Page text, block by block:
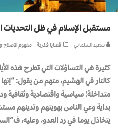
مستقبل الإسلام في ظل التحديات
سعيد السلماني قضايا فكرية مفهوم الإصلاح
كثيرة هي التساؤلات التي تطرح هذه
كالنار في الهشيم، منهم من يقول:
متداخلة؛ سياسية واقتصادية وثقافية
بداية وعي الناس بهويتهم وتدينهم
يتخاذل يوما في رد العدو، وعليه،